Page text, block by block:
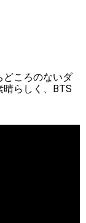
どころのないダ
晴らしく、BTS